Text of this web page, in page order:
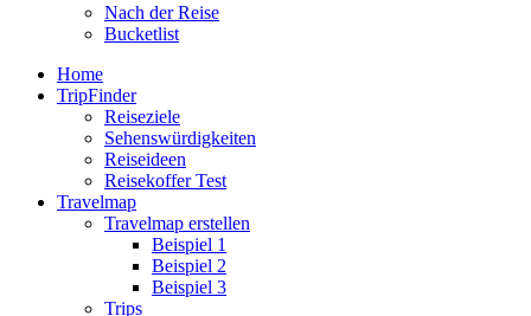
Nach der Reise
Bucketlist
Home
TripFinder
Reiseziele
Sehenswürdigkeiten
Reiseideen
Reisekoffer Test
Travelmap
Travelmap erstellen
Beispiel 1
Beispiel 2
Beispiel 3
Trips